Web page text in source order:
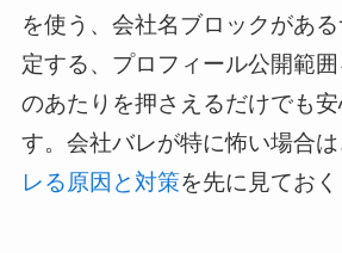
を使う、会社名ブロックがあ
定する、プロフィール公開範
のあたりを押さえるだけでも
す。会社バレが特に怖い場合は
レる原因と対策を先に見ておく